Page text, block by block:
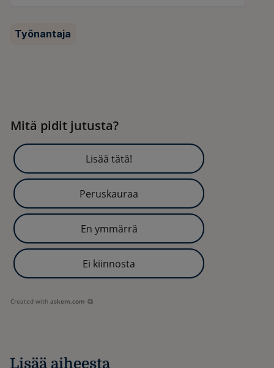
Työnantaja
Mitä pidit jutusta?
Lisää tätä!
Peruskauraa
En ymmärrä
Ei kiinnosta
Created with askem.com
Lisää aiheesta